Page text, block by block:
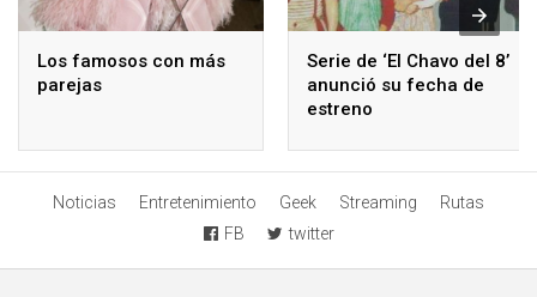
Los famosos con más
parejas
Serie de ‘El Chavo del 8’
anunció su fecha de
estreno
Noticias Entretenimiento Geek Streaming
Rutas
FB
twitter